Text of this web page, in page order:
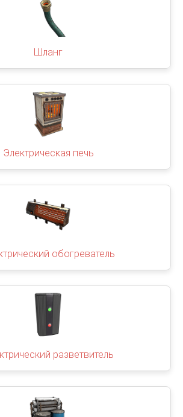
Шланг
Электрическая печь
обогреватель
разветвитель